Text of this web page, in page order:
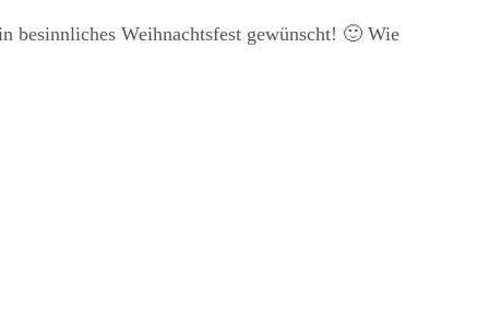
besinnliches Weihnachtsfest gewünscht! 🙂 Wie